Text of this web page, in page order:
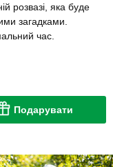
розвазі, яка буде
загадками.
час.
Подарувати